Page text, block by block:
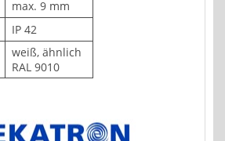
max. 9 mm
IP 42
weiß, ähnlich
RAL 9010